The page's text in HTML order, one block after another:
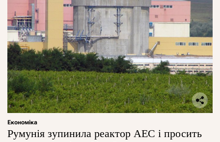
Економіка
Румунія зупинила реактор АЕС і просить